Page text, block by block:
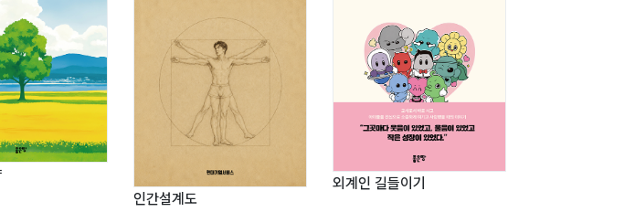
인간설계도
외계인 길들이기